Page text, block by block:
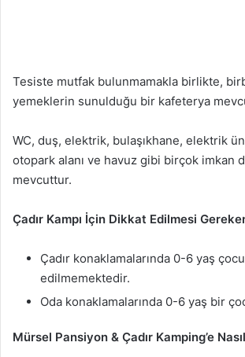
Tesiste mutfak bulunmamakla birlikte,
yemeklerin sunulduğu bir kafeterya
WC, duş, elektrik, bulaşıkhane, elektrik
otopark alanı ve havuz gibi birçok imkan
mevcuttur.
Çadır Kampı İçin Dikkat Edilmesi
Çadır konaklamalarında 0-6 yaş
edilmemektedir.
Oda konaklamalarında 0-6 yaş bir
Mürsel Pansiyon & Çadır Kamping’e